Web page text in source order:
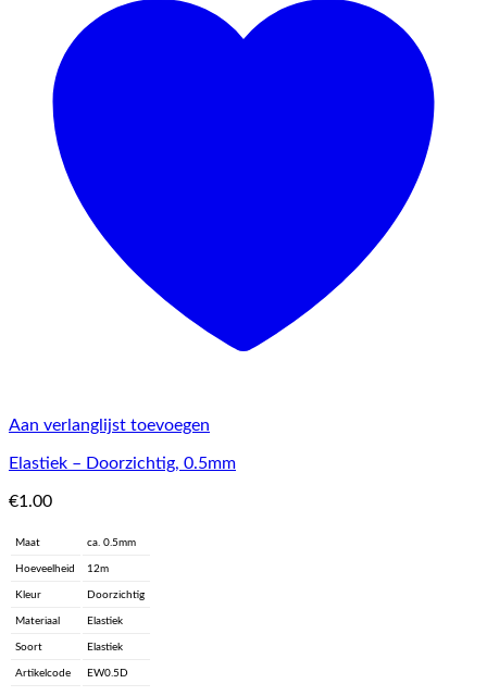
Aan verlanglijst toevoegen
Elastiek – Doorzichtig, 0.5mm
€1.00
Maat ca. 0.5mm
Hoeveelheid 12m
Kleur Doorzichtig
Materiaal Elastiek
Soort Elastiek
Artikelcode EW0.5D